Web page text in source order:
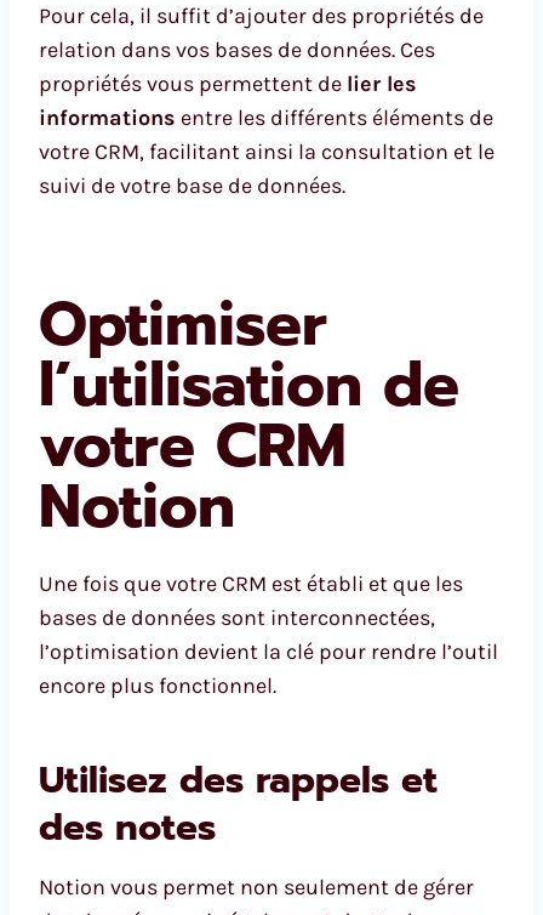
Pour cela, il suffit d’ajouter des propriétés de
relation dans vos bases de données. Ces
propriétés vous permettent de lier les
informations entre les différents éléments de
votre CRM, facilitant ainsi la consultation et le
suivi de votre base de données.
Optimiser
l’utilisation de
votre CRM
Notion
Une fois que votre CRM est établi et que les
bases de données sont interconnectées,
l’optimisation devient la clé pour rendre l’outil
encore plus fonctionnel.
Utilisez des rappels et
des notes
Notion vous permet non seulement de gérer